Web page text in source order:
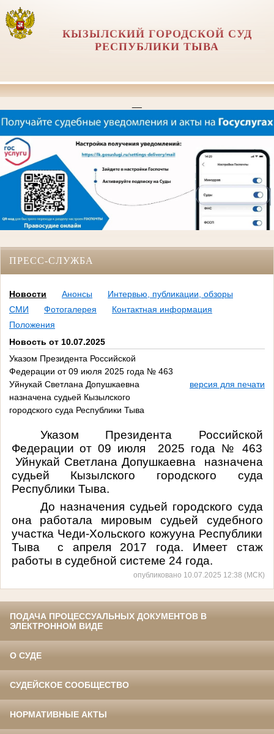
КЫЗЫЛСКИЙ ГОРОДСКОЙ СУД
РЕСПУБЛИКИ ТЫВА
ПРЕСС-СЛУЖБА
Новости Анонсы
Интервью, публикации, обзоры
СМИ
Фотогалерея
Контактная информация
Положения
Новость от 10.07.2025
Указом Президента Российской
Федерации от 09 июля 2025 года № 463
Уйнукай Светлана Допушкаевна
назначена судьей Кызылского
городского суда Республики Тыва
версия для печати
Указом Президента Российской
Федерации от 09 июля 2025 года № 463
Уйнукай Светлана Допушкаевна назначена
судьей Кызылского городского суда
Республики Тыва.
До назначения судьей городского суда
она работала мировым судьей судебного
участка Чеди-Хольского кожууна Республики
Тыва с апреля 2017 года. Имеет стаж
работы в судебной системе 24 года.
опубликовано 10.07.2025 12:38 (МСК)
ПОДАЧА ПРОЦЕССУАЛЬНЫХ ДОКУМЕНТОВ В
ЭЛЕКТРОННОМ ВИДЕ
О СУДЕ
СУДЕЙСКОЕ СООБЩЕСТВО
НОРМАТИВНЫЕ АКТЫ